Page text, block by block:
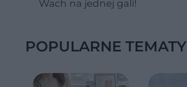
Wach na jednej gali!
POPULARNE TEMATY